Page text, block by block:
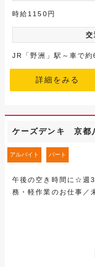
時給1150円
交
JR「野洲」駅～車で約
詳細をみる
ケーズデンキ 京都
アルバイト パート
午後の空き時間に☆週
務・軽作業のお仕事／